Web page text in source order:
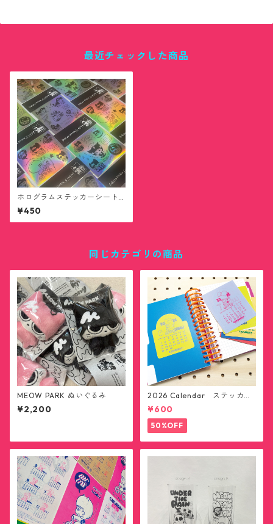
最近チェックした商品
ホログラムステッカーシート
(送料無料)
¥450
同じカテゴリの商品
MEOW PARK ぬいぐるみ
¥2,200
2026 Calendar ステッカー1
2枚セット(送料無料)
¥600
50%OFF